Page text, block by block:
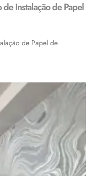
Instalação de Papel
de Papel de